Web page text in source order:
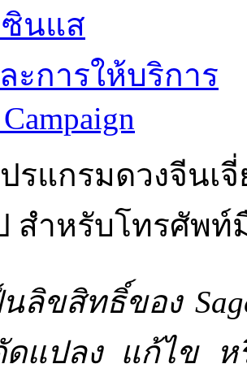
นแส
ะการให้บริการ
Campaign
รแกรมดวงจีนเ
สำหรับโทรศัพท์
ลิขสิทธิ์ของ
แปลง แก้ไข ห